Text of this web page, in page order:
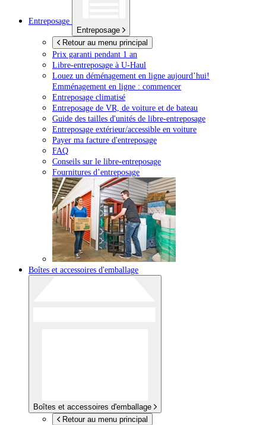
Entreposage
Entreposage
Retour au menu principal
Prix garanti pendant 1 an
Libre-entreposage à U-Haul
Louez un déménagement en ligne aujourd’hui!
Emménagement en ligne : commencer
Entreposage climatisé
Entreposage de VR, de voiture et de bateau
Guide des tailles d'unités de libre-entreposage
Entreposage extérieur/accessible en voiture
Payer ma facture d'entreposage
FAQ
Conseils sur le libre-entreposage
Fournitures d’entreposage
Boîtes et accessoires d'emballage
Boîtes et accessoires d'emballage
Retour au menu principal